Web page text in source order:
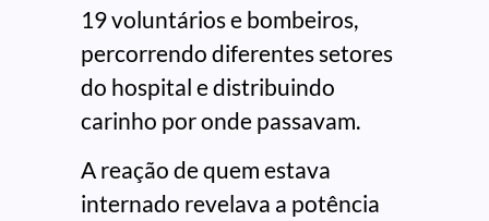
19 voluntários e bombeiros,
percorrendo diferentes setores
do hospital e distribuindo
carinho por onde passavam.
A reação de quem estava
internado revelava a potência